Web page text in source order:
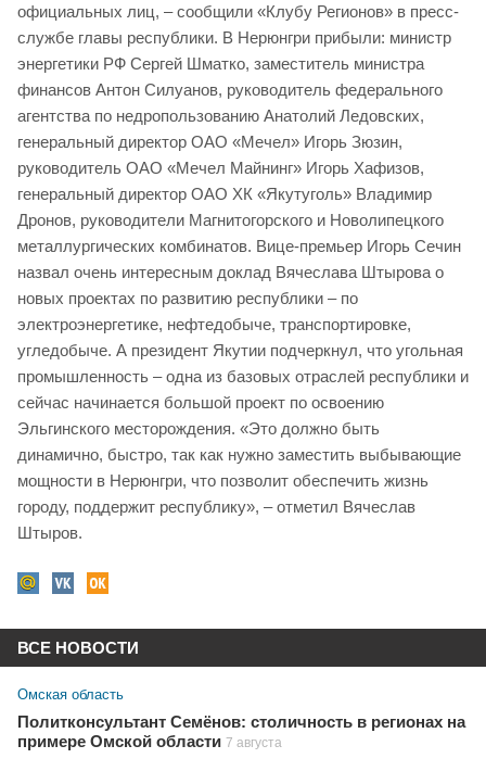
официальных лиц, – сообщили «Клубу Регионов» в пресс-
службе главы республики. В Нерюнгри прибыли: министр
энергетики РФ Сергей Шматко, заместитель министра
финансов Антон Силуанов, руководитель федерального
агентства по недропользованию Анатолий Ледовских,
генеральный директор ОАО «Мечел» Игорь Зюзин,
руководитель ОАО «Мечел Майнинг» Игорь Хафизов,
генеральный директор ОАО ХК «Якутуголь» Владимир
Дронов, руководители Магнитогорского и Новолипецкого
металлургических комбинатов. Вице-премьер Игорь Сечин
назвал очень интересным доклад Вячеслава Штырова о
новых проектах по развитию республики – по
электроэнергетике, нефтедобыче, транспортировке,
угледобыче. А президент Якутии подчеркнул, что угольная
промышленность – одна из базовых отраслей республики и
сейчас начинается большой проект по освоению
Эльгинского месторождения. «Это должно быть
динамично, быстро, так как нужно заместить выбывающие
мощности в Нерюнгри, что позволит обеспечить жизнь
городу, поддержит республику», – отметил Вячеслав
Штыров.
ВСЕ НОВОСТИ
Омская область
Политконсультант Семёнов: столичность в регионах на
примере Омской области 7 августа